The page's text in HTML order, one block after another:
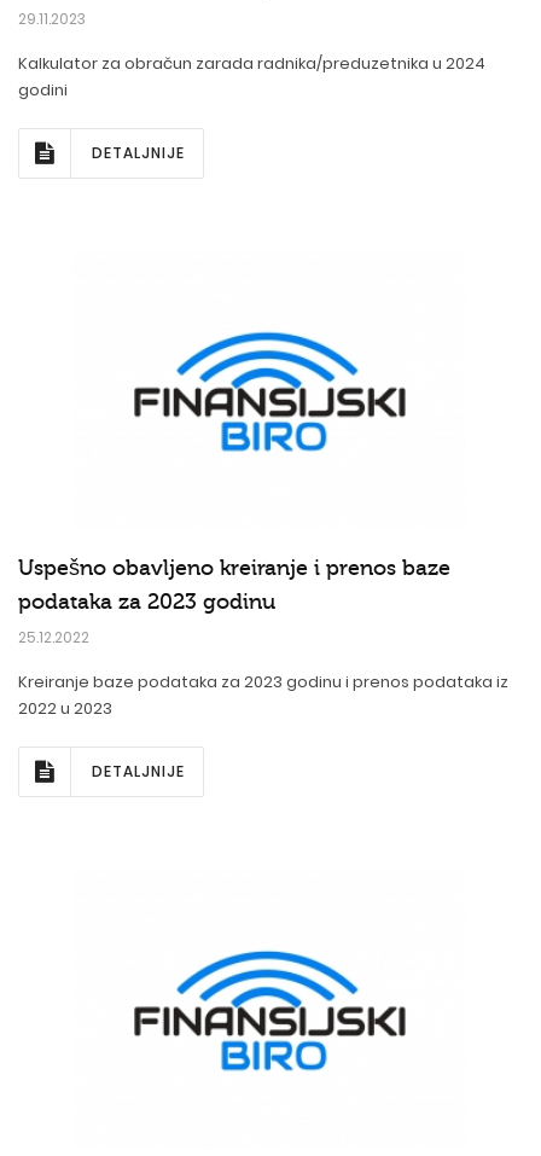
29.11.2023
Kalkulator za obračun zarada radnika/preduzetnika u 2024
godini
DETALJNIJE
Uspešno obavljeno kreiranje i prenos baze
podataka za 2023 godinu
25.12.2022
Kreiranje baze podataka za 2023 godinu i prenos podataka iz
2022 u 2023
DETALJNIJE